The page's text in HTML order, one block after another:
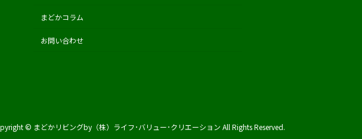
まどかコラム
お問い合わせ
© まどかリビングby（株）ライフ･バリュー･クリエーション All Rights Reserved.